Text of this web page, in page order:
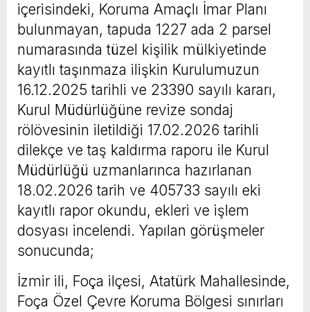
içerisindeki, Koruma Amaçlı İmar Planı
bulunmayan, tapuda 1227 ada 2 parsel
numarasında tüzel kişilik mülkiyetinde
kayıtlı taşınmaza ilişkin Kurulumuzun
16.12.2025 tarihli ve 23390 sayılı kararı,
Kurul Müdürlüğüne revize sondaj
rölövesinin iletildiği 17.02.2026 tarihli
dilekçe ve taş kaldırma raporu ile Kurul
Müdürlüğü uzmanlarınca hazırlanan
18.02.2026 tarih ve 405733 sayılı eki
kayıtlı rapor okundu, ekleri ve işlem
dosyası incelendi. Yapılan görüşmeler
sonucunda;
İzmir ili, Foça ilçesi, Atatürk Mahallesinde,
Foça Özel Çevre Koruma Bölgesi sınırları